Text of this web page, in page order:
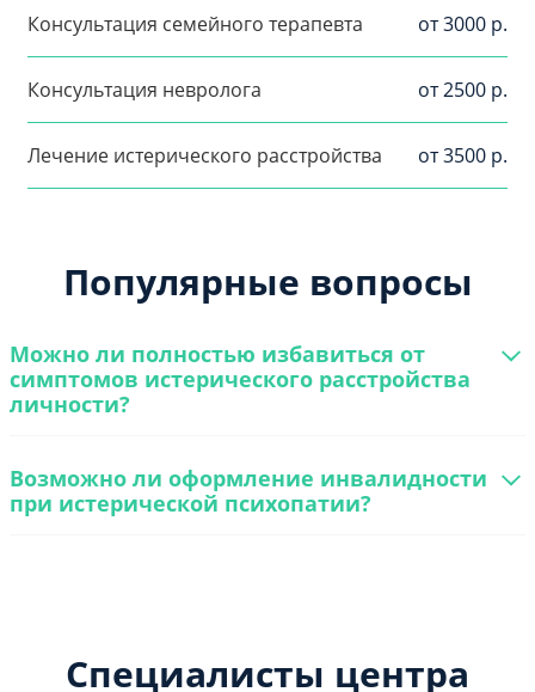
Консультация семейного терапевта от 3000 р.
Консультация невролога от 2500 р.
Лечение истерического расстройства от 3500 р.
Популярные вопросы
Можно ли полностью избавиться от
симптомов истерического расстройства
личности?
Возможно ли оформление инвалидности
при истерической психопатии?
Специалисты центра